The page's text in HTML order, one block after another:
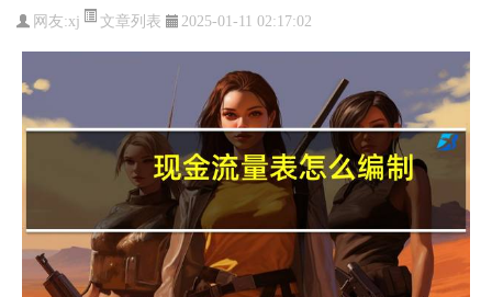
网友:xj 文章列表 2025-01-11 02:17:02